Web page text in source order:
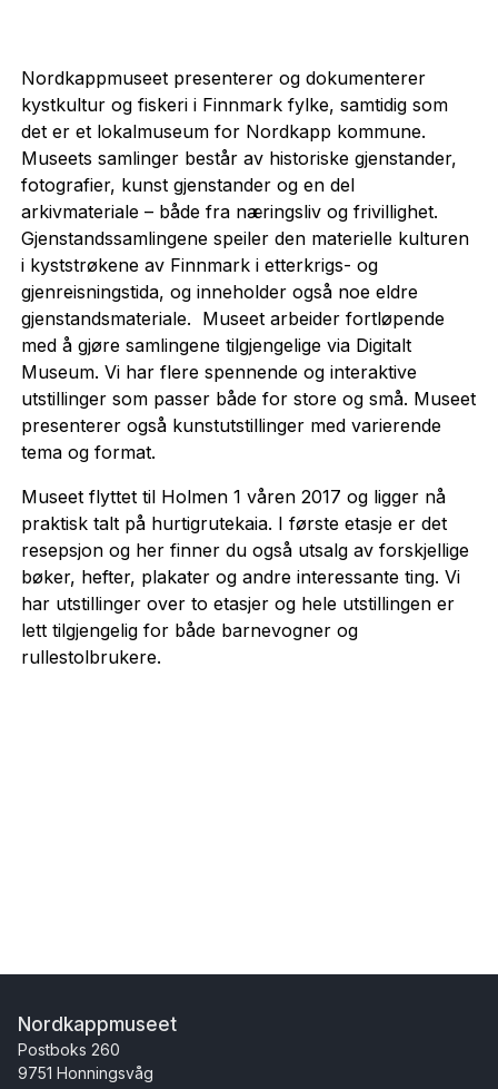
Nordkappmuseet presenterer og dokumenterer
kystkultur og fiskeri i Finnmark fylke, samtidig som
det er et lokalmuseum for Nordkapp kommune.
Museets samlinger består av historiske gjenstander,
fotografier, kunst gjenstander og en del
arkivmateriale – både fra næringsliv og frivillighet.
Gjenstandssamlingene speiler den materielle kulturen
i kyststrøkene av Finnmark i etterkrigs- og
gjenreisningstida, og inneholder også noe eldre
gjenstandsmateriale. Museet arbeider fortløpende
med å gjøre samlingene tilgjengelige via Digitalt
Museum. Vi har flere spennende og interaktive
utstillinger som passer både for store og små. Museet
presenterer også kunstutstillinger med varierende
tema og format.
Museet flyttet til Holmen 1 våren 2017 og ligger nå
praktisk talt på hurtigrutekaia. I første etasje er det
resepsjon og her finner du også utsalg av forskjellige
bøker, hefter, plakater og andre interessante ting. Vi
har utstillinger over to etasjer og hele utstillingen er
lett tilgjengelig for både barnevogner og
rullestolbrukere.
Nordkappmuseet
Postboks 260
9751 Honningsvåg